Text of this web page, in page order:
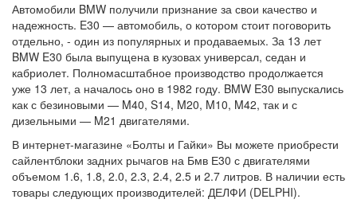
Автомобили BMW получили признание за свои качество и
надежность. E30 — автомобиль, о котором стоит поговорить
отдельно, - один из популярных и продаваемых. За 13 лет
BMW E30 была выпущена в кузовах универсал, седан и
кабриолет. Полномасштабное производство продолжается
уже 13 лет, а началось оно в 1982 году. BMW E30 выпускались
как с безиновыми — M40, S14, M20, M10, M42, так и с
дизельными — M21 двигателями.
В интернет-магазине «Болты и Гайки» Вы можете приобрести
сайлентблоки задних рычагов на Бмв Е30 с двигателями
объемом 1.6, 1.8, 2.0, 2.3, 2.4, 2.5 и 2.7 литров. В наличии есть
товары следующих производителей: ДЕЛФИ (DELPHI).